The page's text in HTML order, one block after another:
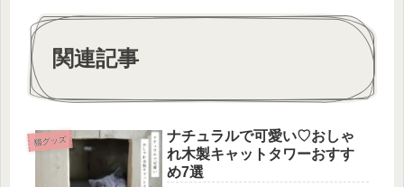
関連記事
猫グッズ
ナチュラルで可愛い♡おしゃ
れ木製キャットタワーおすす
め7選